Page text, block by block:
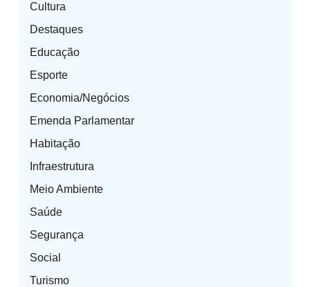
Cultura
Destaques
Educação
Esporte
Economia/Negócios
Emenda Parlamentar
Habitação
Infraestrutura
Meio Ambiente
Saúde
Segurança
Social
Turismo